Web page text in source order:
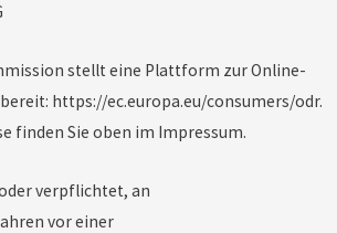
stellt eine Plattform zur Online-
https://ec.europa.eu/consumers/odr.
finden Sie oben im Impressum.
verpflichtet, an
vor einer